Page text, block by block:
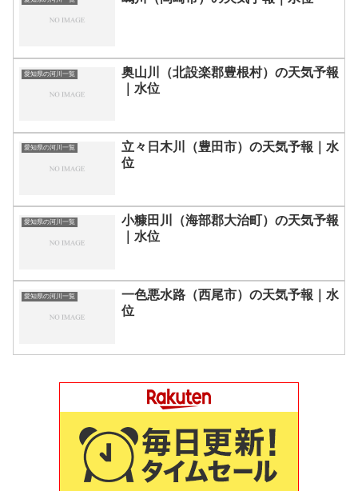
愛知県の河川一覧
奥山川（北設楽郡豊根村）の天気予報
｜水位
愛知県の河川一覧
立々日木川（豊田市）の天気予報｜水
位
愛知県の河川一覧
小糠田川（海部郡大治町）の天気予報
｜水位
愛知県の河川一覧
一色悪水路（西尾市）の天気予報｜水
位